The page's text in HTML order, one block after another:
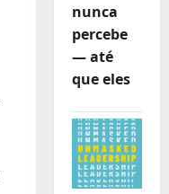
nunca
percebe
— até
que eles